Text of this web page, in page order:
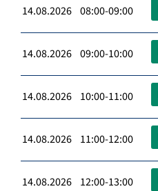
14.08.2026 08:00-09:00
14.08.2026 09:00-10:00
14.08.2026 10:00-11:00
14.08.2026 11:00-12:00
14.08.2026 12:00-13:00